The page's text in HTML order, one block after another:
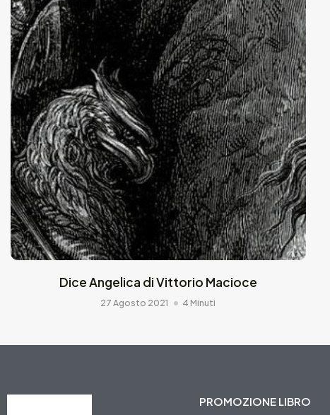
Dice Angelica di Vittorio Macioce
27 Agosto 2021 4 Minuti
PROMOZIONE LIBRO